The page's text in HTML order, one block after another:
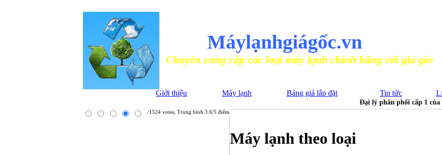
Máylạnhgiágốc.vn
Chuyên cung cấp các loại máy lạnh chính hãng với giá gốc
Giới thiệu Máy lạnh Bảng giá lắp đặt Tin tức
Đại lý phân phối cấp 1
/1524 votes, Trung bình 3.6/5 điểm
Máy lạnh theo loại